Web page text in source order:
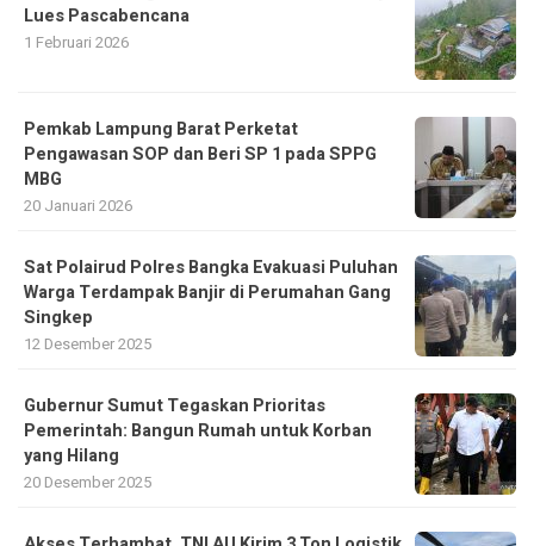
Lues Pascabencana
1 Februari 2026
Pemkab Lampung Barat Perketat
Pengawasan SOP dan Beri SP 1 pada SPPG
MBG
20 Januari 2026
Sat Polairud Polres Bangka Evakuasi Puluhan
Warga Terdampak Banjir di Perumahan Gang
Singkep
12 Desember 2025
Gubernur Sumut Tegaskan Prioritas
Pemerintah: Bangun Rumah untuk Korban
yang Hilang
20 Desember 2025